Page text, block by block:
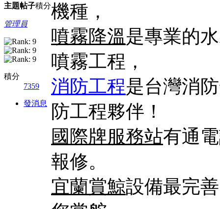
主題帖子積分
管理員
積分
7359
發消息
機種，
噴霧降溫是專業的
噴霧工程，
消防工程是台灣消
防工程夥伴！
國際牌服務站有通
報修。
宜蘭賞鯨設備最完